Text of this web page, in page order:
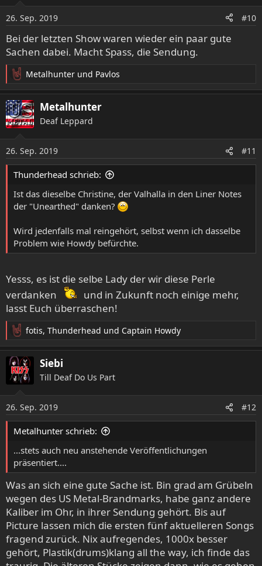
n
e
n
:
26. Sep. 2019 #10
Bei der letzten Show waren wieder ein paar gute
Sachen dabei. Macht Spass, die Sendung.
R
e
a
k
t
n
e
Metalhunter und Pavlos
Metalhunter
Deaf Leppard
26. Sep. 2019 #11
Thunderhead schrieb:
Ist das dieselbe Christine, der Valhalla in den Liner Notes
der "Unearthed" danken?
Wird jedenfalls mal reingehört, selbst wenn ich dasselbe
Problem wie Howdy befürchte.
Yesss, es ist die selbe Lady der wir diese Perle
verdanken
und in Zukunft noch einige mehr,
lasst Euch überraschen!
R
e
a
k
t
n
e
n
fotis, Thunderhead und Captain Howdy
Siebi
Till Deaf Do Us Part
26. Sep. 2019 #12
Metalhunter schrieb:
...stets auch neu anstehende Veröffentlichungen
präsentiert....
Was an sich eine gute Sache ist. Bin grad am Grübeln
wegen des US Metal-Brandmarks, habe ganz andere
Kaliber im Ohr, in ihrer Sendung gehört. Bis auf
Picture lassen mich die ersten fünf aktuelleren Songs
fragend zurück. Nix aufregendes, 1000x besser
gehört, Plastik(drums)klang all the way, ich finde das